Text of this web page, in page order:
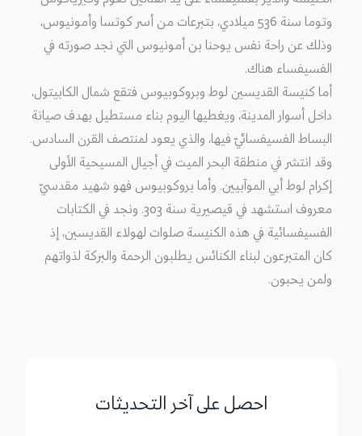
وتوما سنة 536 ميلادي، بتبرعات من أسر كوتسا وأمونيوس،
وذلك عن راحة نفس يوحنا بن أمونيوس التي نجد صورته في
الفسيفساء هناك.
أما كنيسة القديسين لوط وبروكوبيوس فتقع شمال الكابيتول،
داخل أسوار المدينة، ويغطيها اليوم بناء مستطيل بهدف صيانة
البساط الفسيفسائيّ فيها، والذي يعود لمنتصف القرن السادس.
وقد انتشر في منطقة البحر الميت في أجيال المسيحية الأولى
إكرام لوط أبي الموآبيين. وأما بروكوبيوس فهو شهيد مقدسيّ
معروف استشهد في قيصيرية سنة 303. ونجد في الكتابات
الفسيفسائية في هذه الكنيسة صلوات لهولاء القديسين، إذ
كان المتبرعون لبناء الكنائس يطلبون الرحمة والبركة لذواتهم
ولمن يحبون.
احصل على آخر التحديثات